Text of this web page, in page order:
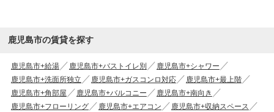
鹿児島市の賃貸を探す
鹿児島市+給湯 鹿児島市+バストイレ別
鹿児島市+シャワー
鹿児島市+洗面所独立
鹿児島市+ガスコンロ対応
鹿児島市+最上階
鹿児島市+角部屋
鹿児島市+バルコニー
鹿児島市+南向き
鹿児島市+フローリング
鹿児島市+エアコン
鹿児島市+収納スペース